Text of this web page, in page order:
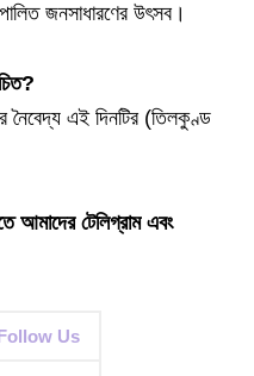
জনসাধারণের উৎসব।
নৈবেদ্য এই দিনটির (তিলকুণ্ড
আমাদের টেলিগ্রাম এবং
Us